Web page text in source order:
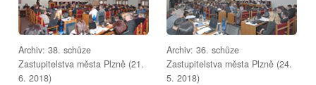
Archiv: 38. schůze
Zastupitelstva města Plzně (21.
6. 2018)
Archiv: 36. schůze
Zastupitelstva města Plzně (24.
5. 2018)